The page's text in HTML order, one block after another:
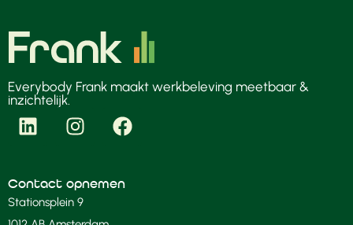
Everybody Frank maakt werkbeleving meetbaar &
inzichtelijk.
Contact opnemen
Stationsplein 9